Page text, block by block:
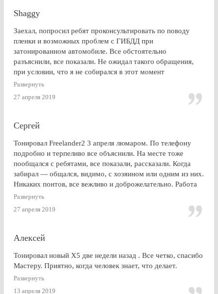
Shaggy
Заехал, попросил ребят проконсультировать по поводу
пленки и возможных проблем с ГИБДД при
затонированном автомобиле. Все обстоятельно
разъяснили, все показали. Не ожидал такого обращения,
при условии, что я не собирался в этот момент
тонироваться. для сравнения заехал на Оставшковское
дешевле. в очередной раз убедился (хорошо, что не на
решил, что буду тонироваться
Развернуть
27 апреля 2019
Сергей
Тонировал Freelander2 3 апреля люмаром. По телефону
подробно и терпеливо все объяснили. На месте тоже
пообщался с ребятами, все показали, рассказали. Когда
забирал — общался, видимо, с хозяином или одним из них.
Никаких понтов, все вежливо и доброжелательно. Работа
сделана очень качественно, пленка лежит до самой кромки
стекла (есть, правда, неравномерность на разных стеклах,
но это я уже придираюсь). По сравнению с другими
посоветоваться обращаться к этим ребятам? Однозначно,
Развернуть
27 апреля 2019
Алексей
Тонировал новый Х5 две недели назад . Все четко, спасибо
Мастеру. Приятно, когда человек знает, что делает.
Развернуть
13 апреля 2019